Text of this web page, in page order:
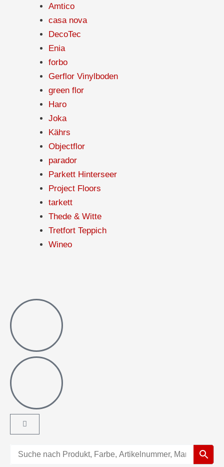
Amtico
casa nova
DecoTec
Enia
forbo
Gerflor Vinylboden
green flor
Haro
Joka
Kährs
Objectflor
parador
Parkett Hinterseer
Project Floors
tarkett
Thede & Witte
Tretfort Teppich
Wineo
Warenkorb